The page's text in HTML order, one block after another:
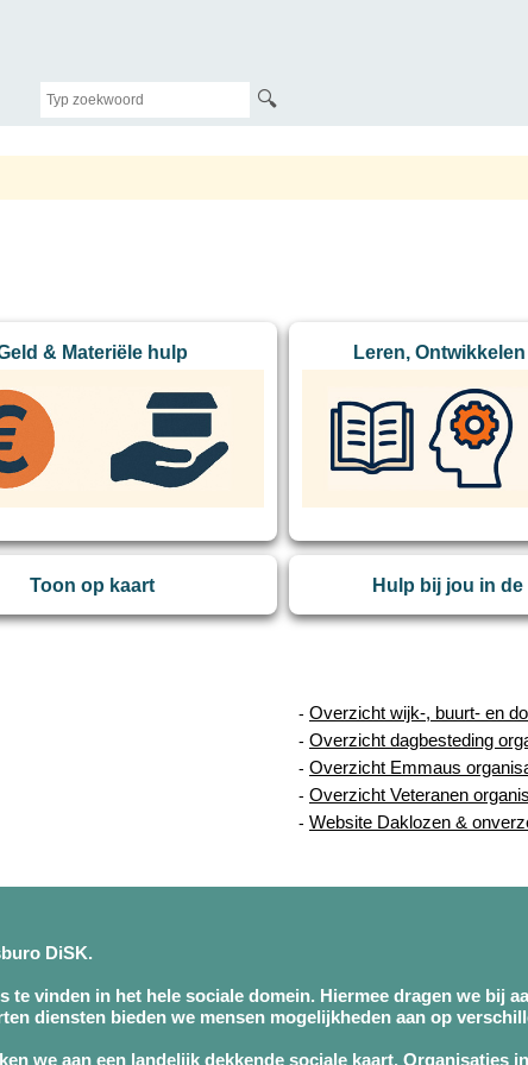
🔍
& Materiële hulp Leren,
Toon op kaart Hulp bij jou in
- Overzicht wijk-, buurt- en
- Overzicht dagbesteding
- Overzicht Emmaus
- Overzicht Veteranen
- Website Daklozen &
DiSK.
vinden in het hele sociale domein. Hiermee dragen we bij
diensten bieden we mensen mogelijkheden aan op
we aan een landelijk dekkende sociale kaart. Organisaties